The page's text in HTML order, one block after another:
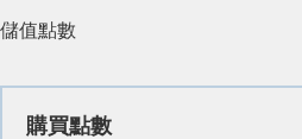
儲值點數
購買點數